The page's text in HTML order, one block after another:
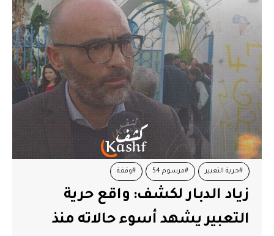
#حرية التعبير #مرسوم 54 #وقفة
زياد الدبار لكشف: واقع حرية
التعبير يشهد أسوء حالاته منذ